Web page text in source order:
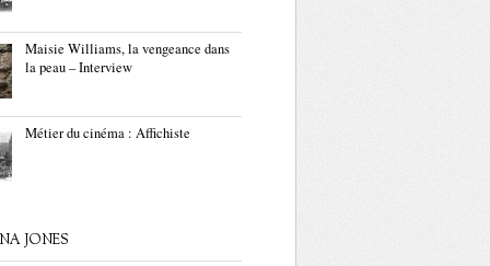
Maisie Williams, la vengeance dans
la peau – Interview
Métier du cinéma : Affichiste
JONES